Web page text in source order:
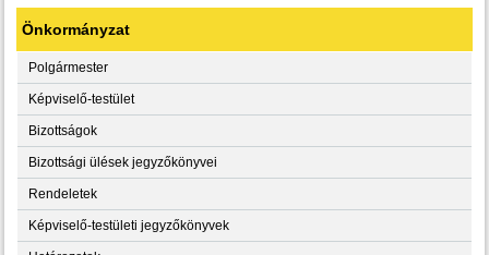
Önkormányzat
Polgármester
Képviselő-testület
Bizottságok
Bizottsági ülések jegyzőkönyvei
Rendeletek
Képviselő-testületi jegyzőkönyvek